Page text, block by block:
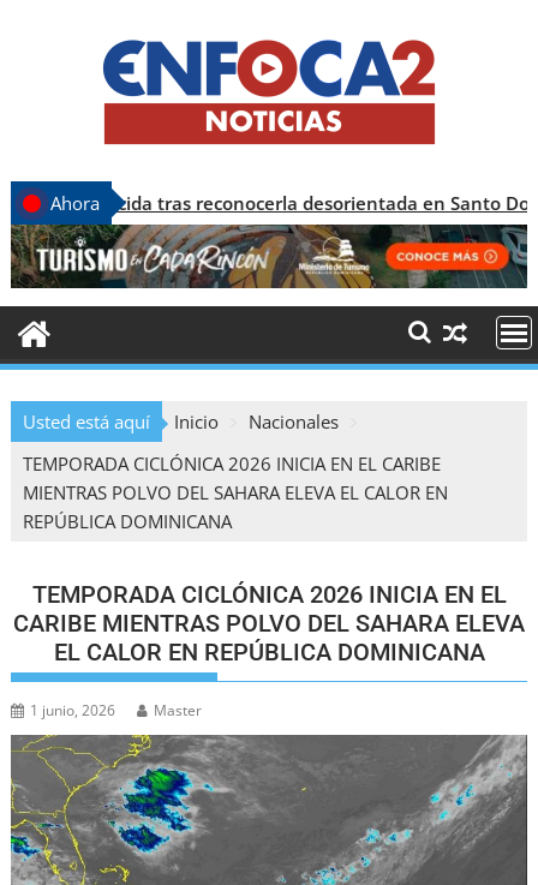
Ahora
tras reconocerla desorientada en Santo Domingo
Usted está aquí Inicio
Nacionales
TEMPORADA CICLÓNICA 2026 INICIA EN EL CARIBE
MIENTRAS POLVO DEL SAHARA ELEVA EL CALOR EN
REPÚBLICA DOMINICANA
TEMPORADA CICLÓNICA 2026 INICIA EN EL
CARIBE MIENTRAS POLVO DEL SAHARA ELEVA
EL CALOR EN REPÚBLICA DOMINICANA
1 junio, 2026 Master